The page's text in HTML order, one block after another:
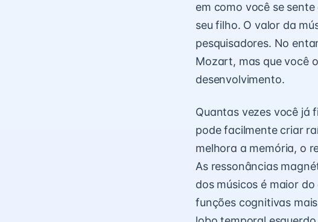
em como você se
seu filho. O valor da
pesquisadores. No
Mozart, mas que você
desenvolvimento.
Quantas vezes você já
pode facilmente criar
melhora a memória, o
As ressonâncias
dos músicos é maior
funções cognitivas